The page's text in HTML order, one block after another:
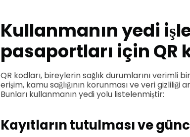
Kullanmanın yedi
pasaportları için QR
QR kodları, bireylerin sağlık durumlarını verimli
erişim, kamu sağlığının korunması ve veri gizliliği
Bunları kullanmanın yedi yolu listelenmiştir:
Kayıtların tutulması ve